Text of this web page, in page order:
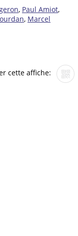
, Paul Amiot,
, Marcel
cette affiche: